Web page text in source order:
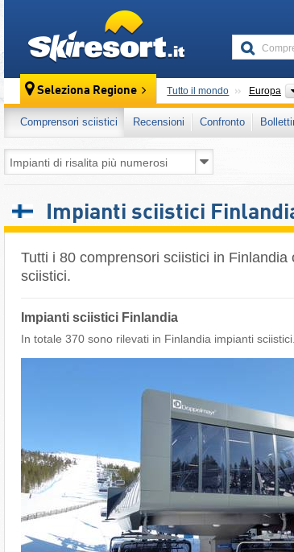
Seleziona Regione Tutto il mondo Europa
Comprensori sciistici Recensioni Confronto
Impianti sciistici
Tutti i 80 comprensori sciistici in
sciistici.
Impianti sciistici Finlandia
In totale 370 sono rilevati in Finlandia impianti sciistici.